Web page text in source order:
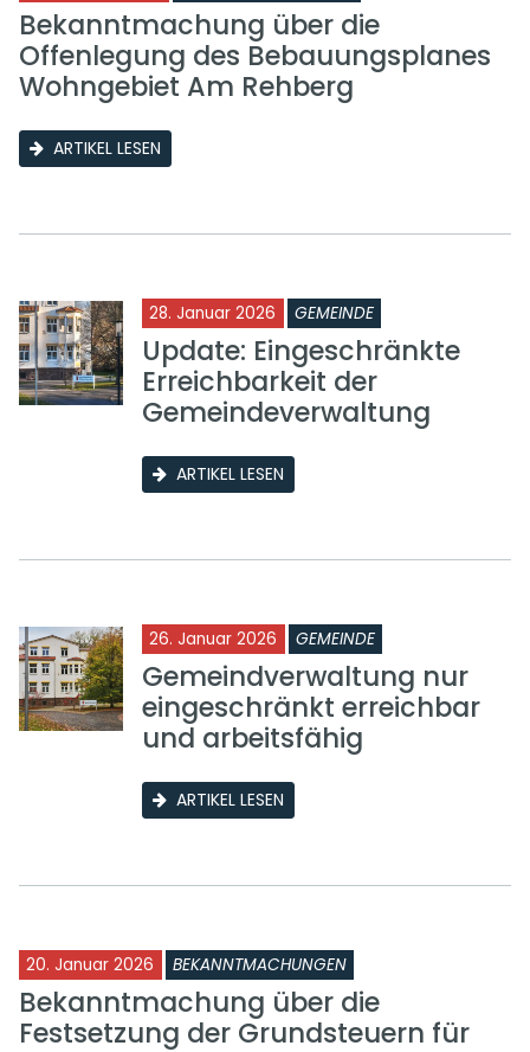
Bekanntmachung über die
Offenlegung des Bebauungsplanes
Wohngebiet Am Rehberg
ARTIKEL LESEN
28. Januar 2026 GEMEINDE
Update: Eingeschränkte
Erreichbarkeit der
Gemeindeverwaltung
ARTIKEL LESEN
26. Januar 2026 GEMEINDE
Gemeindverwaltung nur
eingeschränkt erreichbar
und arbeitsfähig
ARTIKEL LESEN
20. Januar 2026 BEKANNTMACHUNGEN
Bekanntmachung über die
Festsetzung der Grundsteuern für